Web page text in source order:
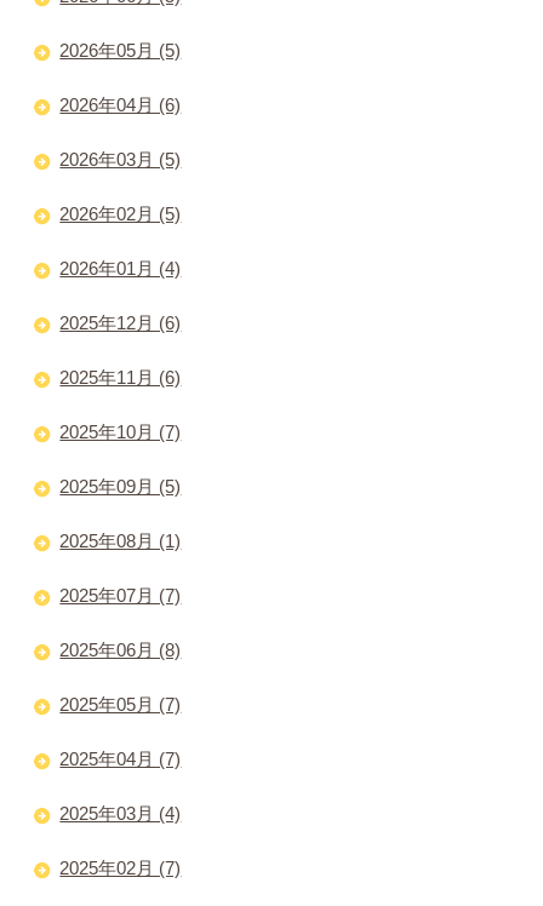
2026年05月 (5)
2026年04月 (6)
2026年03月 (5)
2026年02月 (5)
2026年01月 (4)
2025年12月 (6)
2025年11月 (6)
2025年10月 (7)
2025年09月 (5)
2025年08月 (1)
2025年07月 (7)
2025年06月 (8)
2025年05月 (7)
2025年04月 (7)
2025年03月 (4)
2025年02月 (7)